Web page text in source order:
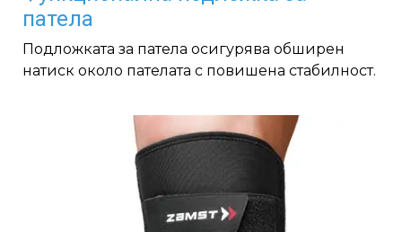
патела
Подложката за патела осигурява обширен
натиск около пателата с повишена стабилност.